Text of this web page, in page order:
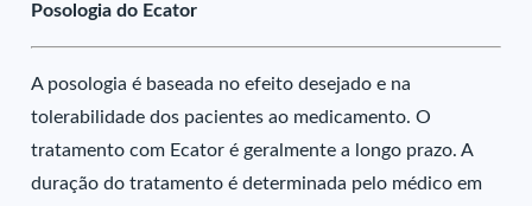
Posologia do Ecator
A posologia é baseada no efeito desejado e na
tolerabilidade dos pacientes ao medicamento. O
tratamento com Ecator é geralmente a longo prazo. A
duração do tratamento é determinada pelo médico em